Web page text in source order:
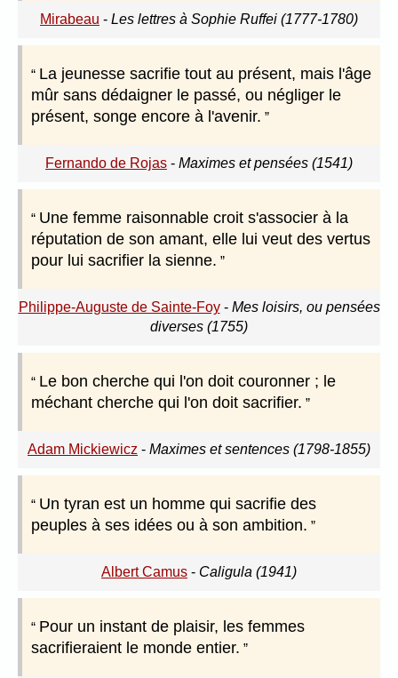
Mirabeau - Les lettres à Sophie Ruffei (1777-1780)
La jeunesse sacrifie tout au présent, mais l'âge
mûr sans dédaigner le passé, ou négliger le
présent, songe encore à l'avenir.
Fernando de Rojas - Maximes et pensées (1541)
Une femme raisonnable croit s'associer à la
réputation de son amant, elle lui veut des vertus
pour lui sacrifier la sienne.
Philippe-Auguste de Sainte-Foy- Mes loisirs, ou pensées
diverses (1755)
Le bon cherche qui l'on doit couronner ; le
méchant cherche qui l'on doit sacrifier.
Adam Mickiewicz - Maximes et sentences (1798-1855)
Un tyran est un homme qui sacrifie des
peuples à ses idées ou à son ambition.
Albert Camus - Caligula (1941)
Pour un instant de plaisir, les femmes
sacrifieraient le monde entier.